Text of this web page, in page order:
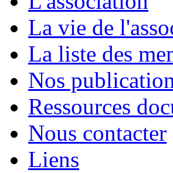
La vie de
La liste des
Nos
Ressources
Nous contacter
Liens